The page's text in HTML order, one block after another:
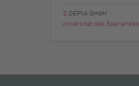
DEPVA GmbH
Universität des Saarlandes